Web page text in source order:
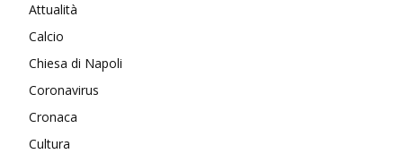
Attualità
Calcio
Chiesa di Napoli
Coronavirus
Cronaca
Cultura